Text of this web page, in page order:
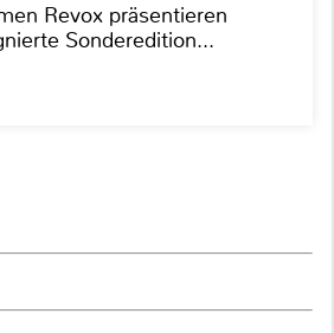
Revox präsentieren
Sonderedition...